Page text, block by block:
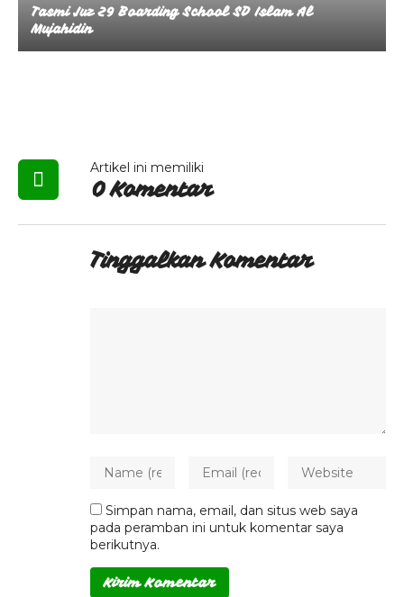
Tasmi Juz 29 Boarding School SD Islam Al
Mujahidin
Artikel ini memiliki
0 Komentar
Tinggalkan Komentar
Simpan nama, email, dan situs web saya
pada peramban ini untuk komentar saya
berikutnya.